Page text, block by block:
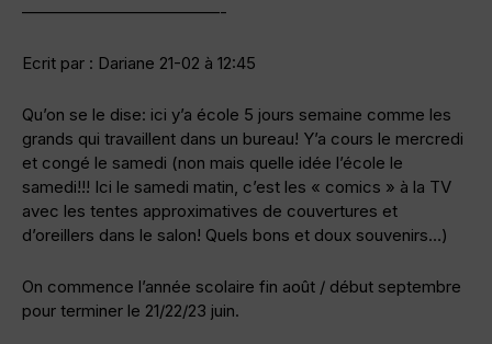
————————————-
Ecrit par : Dariane 21-02 à 12:45
Qu’on se le dise: ici y’a école 5 jours semaine comme les
grands qui travaillent dans un bureau! Y’a cours le mercredi
et congé le samedi (non mais quelle idée l’école le
samedi!!! Ici le samedi matin, c’est les « comics » à la TV
avec les tentes approximatives de couvertures et
d’oreillers dans le salon! Quels bons et doux souvenirs…)
On commence l’année scolaire fin août / début septembre
pour terminer le 21/22/23 juin.